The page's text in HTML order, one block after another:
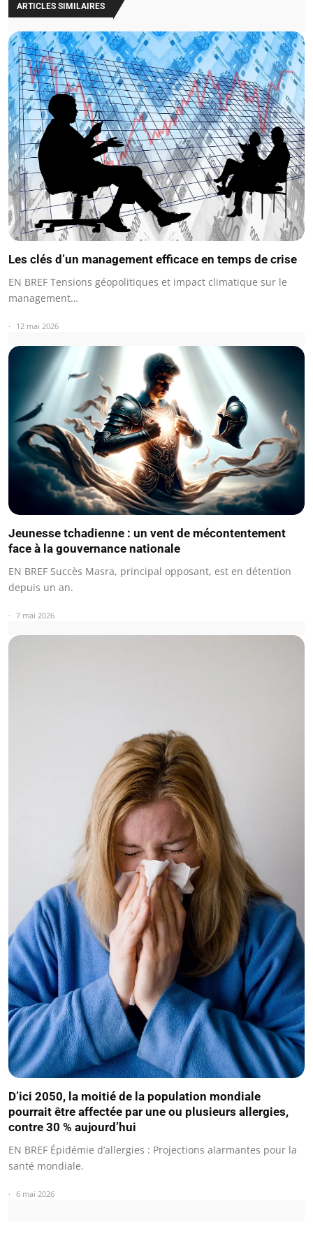
ARTICLES SIMILAIRES
Les clés d’un management efficace en temps de crise
EN BREF Tensions géopolitiques et impact climatique sur le
management…
12 mai 2026
Jeunesse tchadienne : un vent de mécontentement
face à la gouvernance nationale
EN BREF Succès Masra, principal opposant, est en détention
depuis un an.
7 mai 2026
D’ici 2050, la moitié de la population mondiale
pourrait être affectée par une ou plusieurs allergies,
contre 30 % aujourd’hui
EN BREF Épidémie d’allergies : Projections alarmantes pour la
santé mondiale.
6 mai 2026